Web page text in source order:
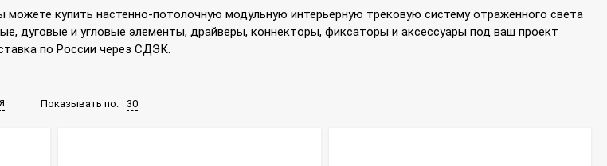
можете купить настенно-потолочную модульную интерьерную трековую систему отраженного света
дуговые и угловые элементы, драйверы, коннекторы, фиксаторы и аксессуары под ваш проект
по России через СДЭК.
Показывать по: 30